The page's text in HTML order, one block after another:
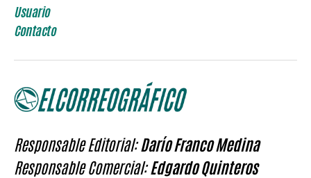
Usuario
Contacto
Responsable Editorial:Darío Franco Medina
Responsable Comercial:Edgardo Quinteros